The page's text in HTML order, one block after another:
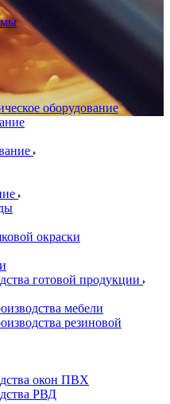
оборудование
окраски
готовой продукции
мебели
резиновой
окон ПВХ
РВД